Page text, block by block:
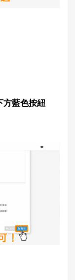
藍色按紐